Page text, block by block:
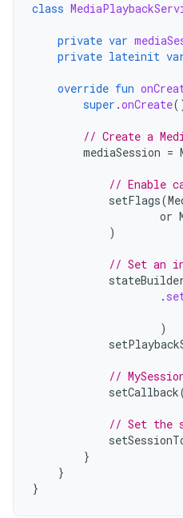
class
private var
private lateinit
override fun
super .onCreate
// Create a
mediaSession =
// Enable
setFlags(
or
)
// Set an
.
)
//
setCallback
// Set the
}
}
}